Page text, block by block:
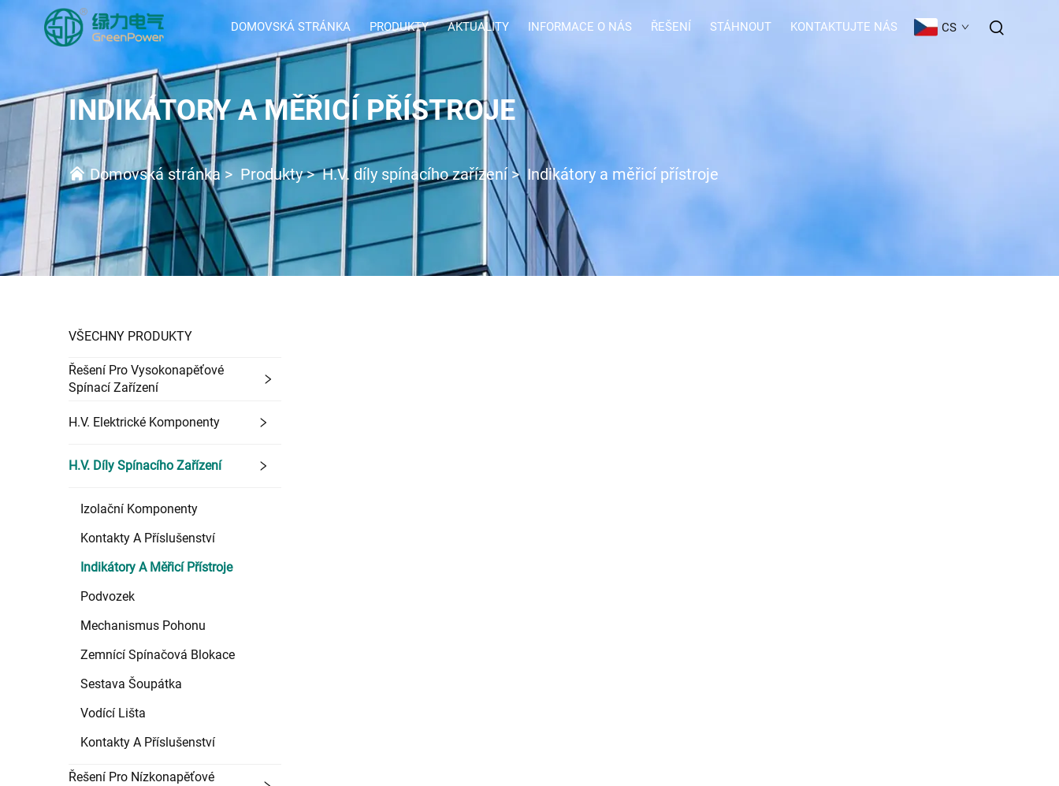
DOMOVSKÁ STRÁNKA PRODUKTY AKTUALITY INFORMACE O NÁS ŘEŠENÍ STÁHNOUT KONTAKTUJTE NÁS CS
INDIKÁTORY A MĚŘICÍ PŘÍSTROJE
Domovská stránka > Produkty>H.V. díly spínacího zařízení> Indikátory a měřicí přístroje
VŠECHNY PRODUKTY
Řešení Pro Vysokonapěťové
Spínací Zařízení
H.V. Elektrické Komponenty
H.V. Díly Spínacího Zařízení
Izolační Komponenty
Kontakty A Příslušenství
Indikátory A Měřicí Přístroje
Podvozek
Mechanismus Pohonu
Zemnící Spínačová Blokace
Sestava Šoupátka
Vodící Lišta
Kontakty A Příslušenství
Řešení Pro Nízkonapěťové